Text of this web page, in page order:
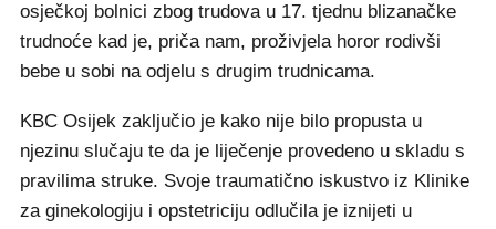
osječkoj bolnici zbog trudova u 17. tjednu blizanačke
trudnoće kad je, priča nam, proživjela horor rodivši
bebe u sobi na odjelu s drugim trudnicama.
KBC Osijek zaključio je kako nije bilo propusta u
njezinu slučaju te da je liječenje provedeno u skladu s
pravilima struke. Svoje traumatično iskustvo iz Klinike
za ginekologiju i opstetriciju odlučila je iznijeti u